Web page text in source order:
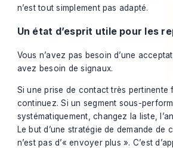
n’est tout simplement pas adapté.
Un état d’esprit utile pour les
Vous n’avez pas besoin d’une
avez besoin de signaux.
Si une prise de contact très pertinente
continuez. Si un segment sous-
systématiquement, changez la liste,
Le but d’une stratégie de demande de
n’est pas d’« envoyer plus ». C’est